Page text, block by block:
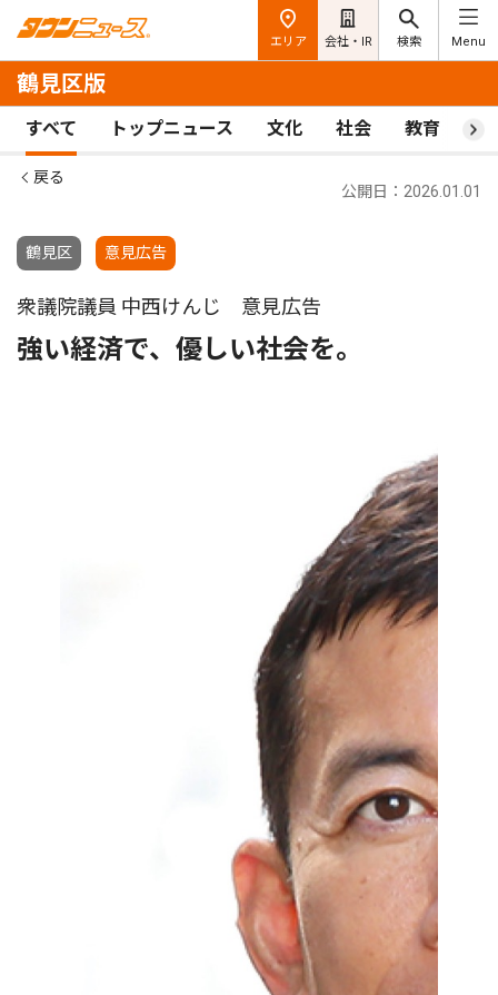
エリア 会社・IR 検索 Menu
鶴見区版
すべて トップニュース 文化 社会 教育 ス
戻る
鶴見区 意見広告
公開日：2026.01.01
衆議院議員 中西けんじ 意見広告
強い経済で、優しい社会を。